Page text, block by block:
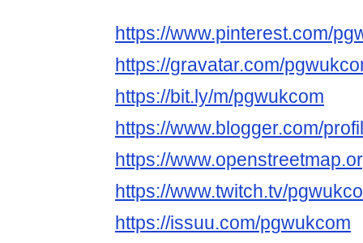
https://www.pinterest.com/
https://gravatar.com/
https://bit.ly/m/pgwukcom
https://www.blogger.com/
https://
https://www.twitch.tv/
https://issuu.com/pgwukcom